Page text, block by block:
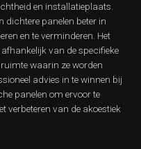
en installatieplaats.
dichtere panelen beter in
en te verminderen. Het
van de specifieke
waarin ze worden
advies in te winnen bij
panelen om ervoor te
verbeteren van de akoestiek